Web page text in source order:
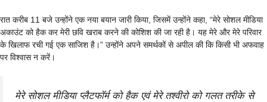
रात करीब 11 बजे उन्होंने एक नया बयान जारी किया, जिसमें उन्होंने कहा, “मेरे सोशल मीडिया
अकाउंट को हैक कर मेरी छवि खराब करने की कोशिश की जा रही है। यह मेरे और मेरे परिवार
के खिलाफ रची गई एक साजिश है।” उन्होंने अपने समर्थकों से अपील की कि किसी भी अफवाह
पर विश्वास न करें।
मेरे सोशल मीडिया प्लैटफॉर्म को हैक एवं मेरे तश्वीरो को गलत तरीके से